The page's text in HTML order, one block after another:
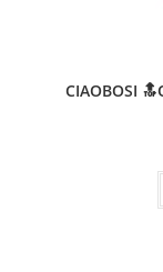
CIAOBOSI